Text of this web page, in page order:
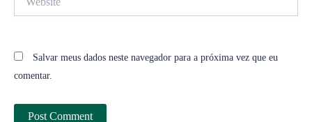
Salvar meus dados neste navegador para a próxima vez que eu
comentar.